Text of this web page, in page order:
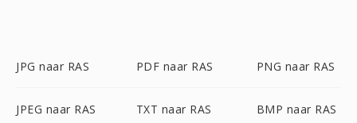
JPG naar RAS PDF naar RAS PNG naar RAS
JPEG naar RAS TXT naar RAS BMP naar RAS